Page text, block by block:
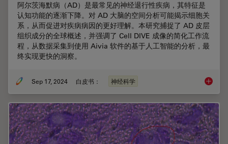
阿尔茨海默病（AD）是最常见的神经退行性疾病，其特征是
认知功能的逐渐下降。对 AD 大脑的空间分析可能揭示细胞关
系，从而促进对疾病病因的更好理解。本研究捕捉了 AD 皮层
组织成分的全球概述，并强调了 Cell DIVE 成像的简化工作流
程，从数据采集到使用 Aivia 软件的基于人工智能的分析，最
终实现更快的洞察。
Sep 17, 2024 白皮书： 神经科学 使用空